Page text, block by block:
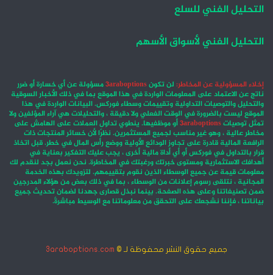
التحليل الفني للسلع
التحليل الفني لأسواق الأسهم
إخلاء المسؤولية عن المخاطر: لن تكون3araboptionsمسؤولة عن أي خسارة أو ضرر
ناتج عن الاعتماد على المعلومات الواردة في هذا الموقع بما في ذلك الأخبار السوقية
والتحليل والتوصيات التداولية وتقييمات وسطاء فوركس. البيانات الواردة في هذا
الموقع ليست بالضرورة في الوقت الفعلي ولا دقيقة ، والتحليلات هي آراء المؤلفين ولا
تمثل توصيات3araboptionsأو موظفيها. ينطوي تداول العملات على الهامش على
مخاطر عالية ، وهو غير مناسب لجميع المستثمرين. نظرًا لأن خسائر المنتجات ذات
الرافعة المالية قادرة على تجاوز الودائع الأولية ووضع رأس المال في خطر. قبل اتخاذ
قرار بالتداول في فوركس أو أي أداة مالية أخرى ، يجب عليك التفكير بعناية في
أهدافك الاستثمارية ومستوى خبرتك ورغبتك في المخاطرة. نحن نعمل بجد لنقدم لك
معلومات قيمة عن جميع الوسطاء الذين نقوم بتقييمهم. لتزويدك بهذه الخدمة
المجانية ، نتلقى رسوم إعلانات من الوسطاء ، بما في ذلك بعض من هؤلاء المدرجين
ضمن تصنيفاتنا وعلى هذه الصفحة. بينما نبذل قصارى جهدنا لضمان تحديث جميع
بياناتنا ، فإننا نشجعك على التحقق من معلوماتنا مع الوسيط مباشرةً.
جميع حقوق النشر محفوظة لـ © 3araboptions.com